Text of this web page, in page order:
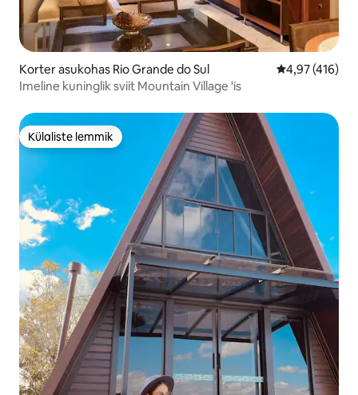
Korter asukohas Rio Grande do Sul Keskmine
4,97 (416)
Imeline kuninglik sviit Mountain Village 'is
Külaliste lemmik
Külaliste lemmik